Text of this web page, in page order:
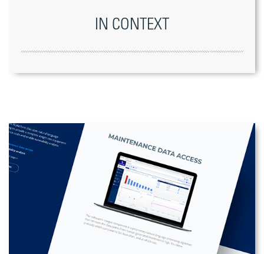
IN CONTEXT